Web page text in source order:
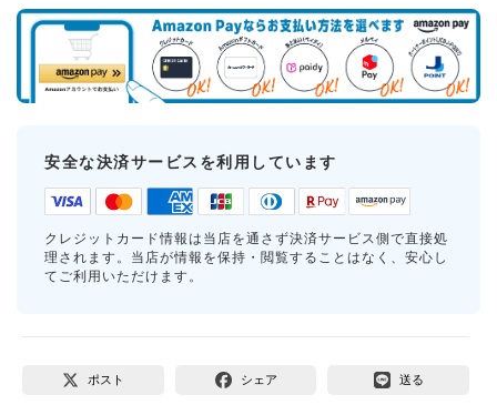
安全な決済サービスを利用しています
クレジットカード情報は当店を通さず決済サービス側で直接処
理されます。当店が情報を保持・閲覧することはなく、安心し
てご利用いただけます。
ポスト シェア 送る